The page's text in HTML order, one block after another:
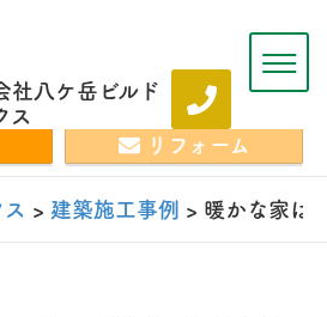
社八ケ岳ビルド
ス
リフォーム
> 建築施工事例 > 暖かな家は